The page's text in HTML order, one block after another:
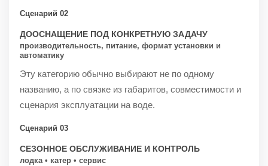
Сценарий 02
ДООСНАЩЕНИЕ ПОД КОНКРЕТНУЮ ЗАДАЧУ
производительность, питание, формат установки и
автоматику
Эту категорию обычно выбирают не по одному
названию, а по связке из габаритов, совместимости и
сценария эксплуатации на воде.
Сценарий 03
СЕЗОННОЕ ОБСЛУЖИВАНИЕ И КОНТРОЛЬ
лодка • катер • сервис